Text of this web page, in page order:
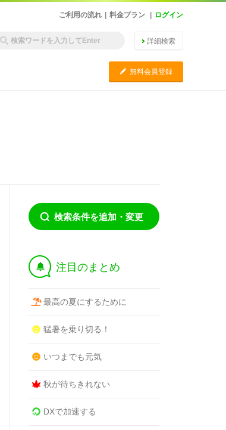
ご利用の流れ 料金プラン ログイン
詳細検索
C 無料会員登録
検索条件を追加・変更
† 注目のまとめ
最高の夏にするために
猛暑を乗り切る！
いつまでも元気
秋が待ちきれない
DXで加速する